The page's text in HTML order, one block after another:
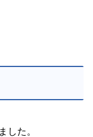
した。